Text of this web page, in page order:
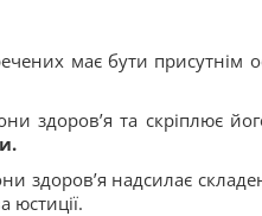
має бути присутнім
здоров’я та скріплює
здоров’я надсилає
юстиції.